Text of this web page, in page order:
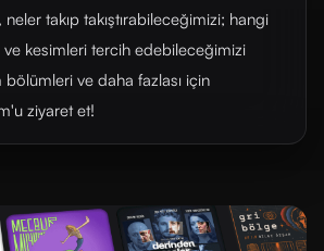
takıp takıştırabileceğimizi; hangi
ve kesimleri tercih edebileceğimizi
ve daha fazlası için
ziyaret et!